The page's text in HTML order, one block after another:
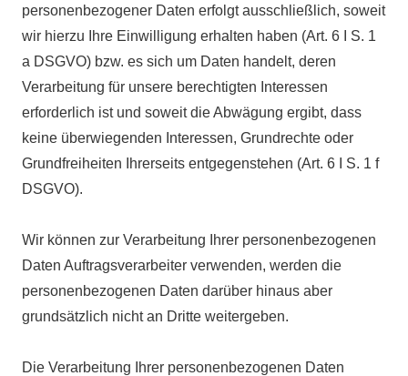
personenbezogener Daten erfolgt ausschließlich, soweit
wir hierzu Ihre Einwilligung erhalten haben (Art. 6 I S. 1
a DSGVO) bzw. es sich um Daten handelt, deren
Verarbeitung für unsere berechtigten Interessen
erforderlich ist und soweit die Abwägung ergibt, dass
keine überwiegenden Interessen, Grundrechte oder
Grundfreiheiten Ihrerseits entgegenstehen (Art. 6 I S. 1 f
DSGVO).
Wir können zur Verarbeitung Ihrer personenbezogenen
Daten Auftragsverarbeiter verwenden, werden die
personenbezogenen Daten darüber hinaus aber
grundsätzlich nicht an Dritte weitergeben.
Die Verarbeitung Ihrer personenbezogenen Daten